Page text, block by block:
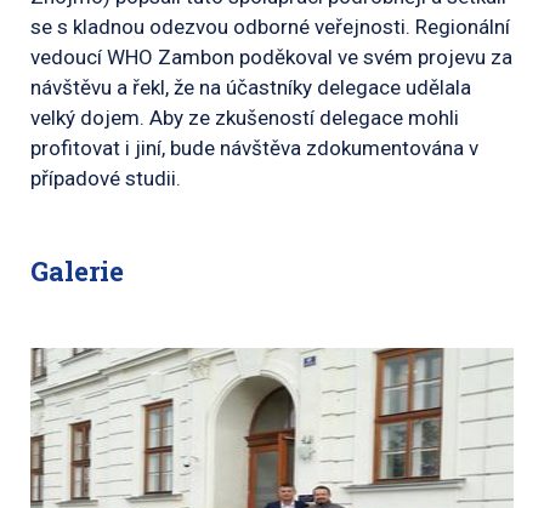
se s kladnou odezvou odborné veřejnosti. Regionální
vedoucí WHO Zambon poděkoval ve svém projevu za
návštěvu a řekl, že na účastníky delegace udělala
velký dojem. Aby ze zkušeností delegace mohli
profitovat i jiní, bude návštěva zdokumentována v
případové studii.
Galerie